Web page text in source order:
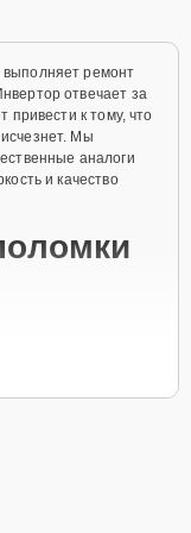
ремонт
отвечает за
привести к тому, что
Мы
аналоги
и качество